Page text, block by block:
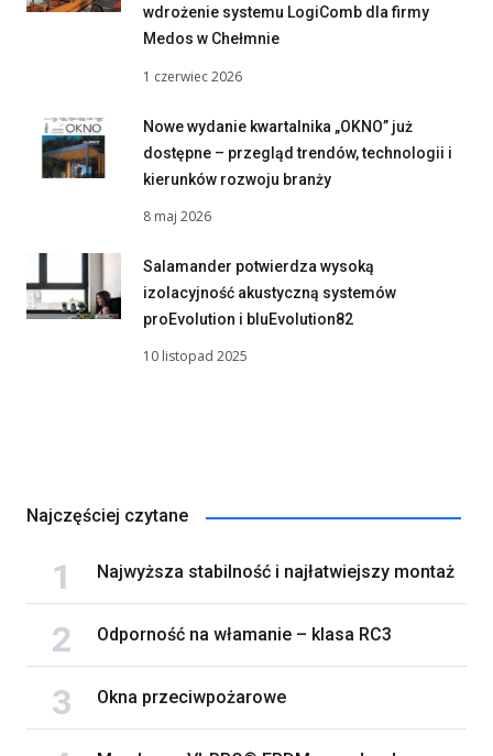
wdrożenie systemu LogiComb dla firmy
Medos w Chełmnie
1 czerwiec 2026
Nowe wydanie kwartalnika „OKNO” już
dostępne – przegląd trendów, technologii i
kierunków rozwoju branży
8 maj 2026
Salamander potwierdza wysoką
izolacyjność akustyczną systemów
proEvolution i bluEvolution82
10 listopad 2025
Najczęściej czytane
Najwyższa stabilność i najłatwiejszy montaż
Odporność na włamanie – klasa RC3
Okna przeciwpożarowe